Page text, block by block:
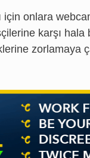
onlara
karşı
zorlamaya